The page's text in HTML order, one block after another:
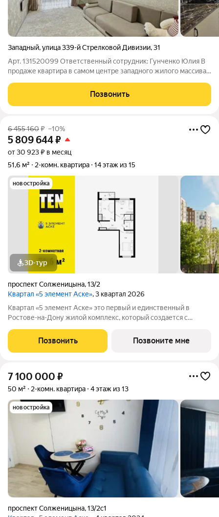
Западный,улица 339-й Стрелковой Дивизии,31
Арт. 131520099 Ответственный сотрудник: Гунченко Юлия В
продаже квартира в самом центре западного жилого массива
самостоятельного проживания, а так же под сдачу. Мебель и
техника остаются по
Позвонить
6 455 160₽ –10%
5 809 644₽
от 30 923 ₽ в месяц
51,6 м²
2-комн. квартира 14 этаж из 15
новостройка
3D-тур
проспект Солженицына,13/2
Квартал «5 элемент Аске», 3 квартал 2026
Квартал «5 элемент Аске» это первый и единственный в
Ростове-на-Дону жилой комплекс, который создается с
Аске. Серия масштабных произведений на фасадах,
выполненных художником с мировым именем
Позвонить Позвоните мне
7 100 000 ₽
50 м² 2-комн. квартира 4 этаж из 13
новостройка
проспект Солженицына,13/2с1